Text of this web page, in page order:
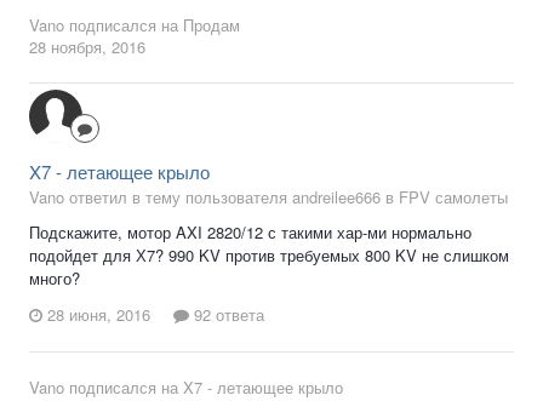
Vano подписался на Продам
28 ноября, 2016
X7 - летающее крыло
Vano ответил в тему пользователя andreilee666 в FPV самолеты
Подскажите, мотор AXI 2820/12 с такими хар-ми нормально
подойдет для Х7? 990 KV против требуемых 800 KV не слишком
много?
28 июня, 2016
92 ответа
Vano подписался на X7 - летающее крыло